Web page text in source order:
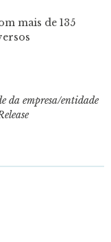
mais de 135
da empresa/entidade